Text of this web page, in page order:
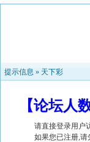
提示信息 » 天下彩
【论坛人
请直接登录用户
如果您已注册,